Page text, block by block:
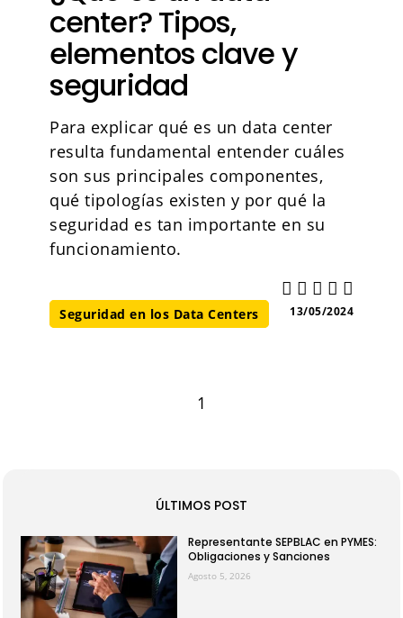
center? Tipos,
elementos clave y
seguridad
Para explicar qué es un data center
resulta fundamental entender cuáles
son sus principales componentes,
qué tipologías existen y por qué la
seguridad es tan importante en su
funcionamiento.
Seguridad en los Data Centers​ 13/05/2024
1
ÚLTIMOS POST
Representante SEPBLAC en PYMES:
Obligaciones y Sanciones
Agosto 5, 2026